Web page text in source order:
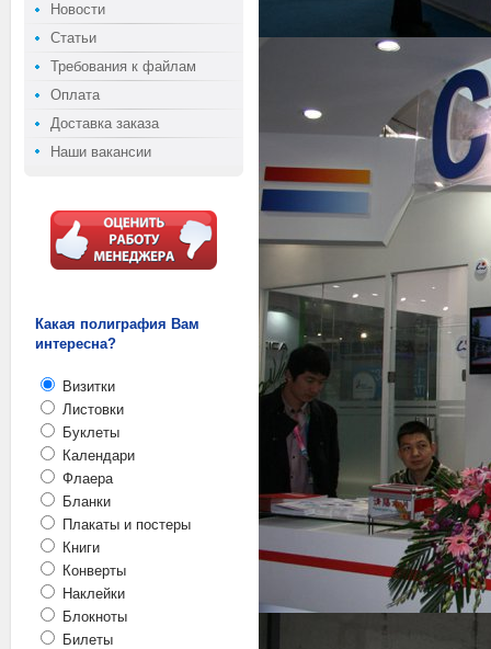
Новости
Статьи
Требования к файлам
Оплата
Доставка заказа
Наши вакансии
Какая полиграфия Вам
интересна?
Визитки
Листовки
Буклеты
Календари
Флаера
Бланки
Плакаты и постеры
Книги
Конверты
Наклейки
Блокноты
Билеты